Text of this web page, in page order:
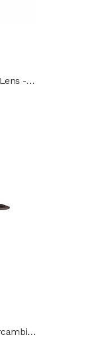
Lente GRAVITY BRONZE FLASH Lens - BROWN CRYSTAL Frame WileyX CCGRA06
Lente GUARD WileyX Micas intercambiables